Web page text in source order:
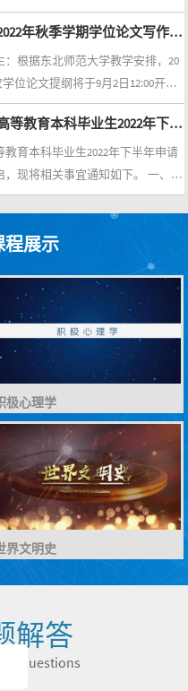
一）考试范围仅针对8月25日至9
生。（二）考试方式居家+...
师校发字[2020]35号）要求，在我
本科毕业生申请学士学位的条件
中增加了“参加网络教育公共基础
考试成绩达到85分（含）以上”
络教育非英语专业在读本科生已办
大学英语C》免考或统考成绩合...
关于东北师范大学2022年秋季学期​学位论文写作的通...
根据东北师范大学教学安排，20
位论文提纲将于9月2日12:00开始
学生请及时登录学生中心：进入
论文”—“写作”完成相关操作。
学位论文写作必须完成提纲、初
学生必须完成上一环节才能进行
有模板，初稿及终稿模板详见附
重检测在论文初稿和终稿环节...
东北师范大学成人高等教育本科毕业生​2022年下半年...
育本科毕业生2022年下半年申请
现将相关事宜通知如下。 一、申
至2018年间毕业的本科学生请
予成人高等教育本科毕业生学士学
号）（详见附件1）规定的
2022年7月间毕业的本科学生请按
成人高等教育本科毕业生学士学位
校发字[2020]35号）（详...
程展示
极心理学
界文明史
解答
questions